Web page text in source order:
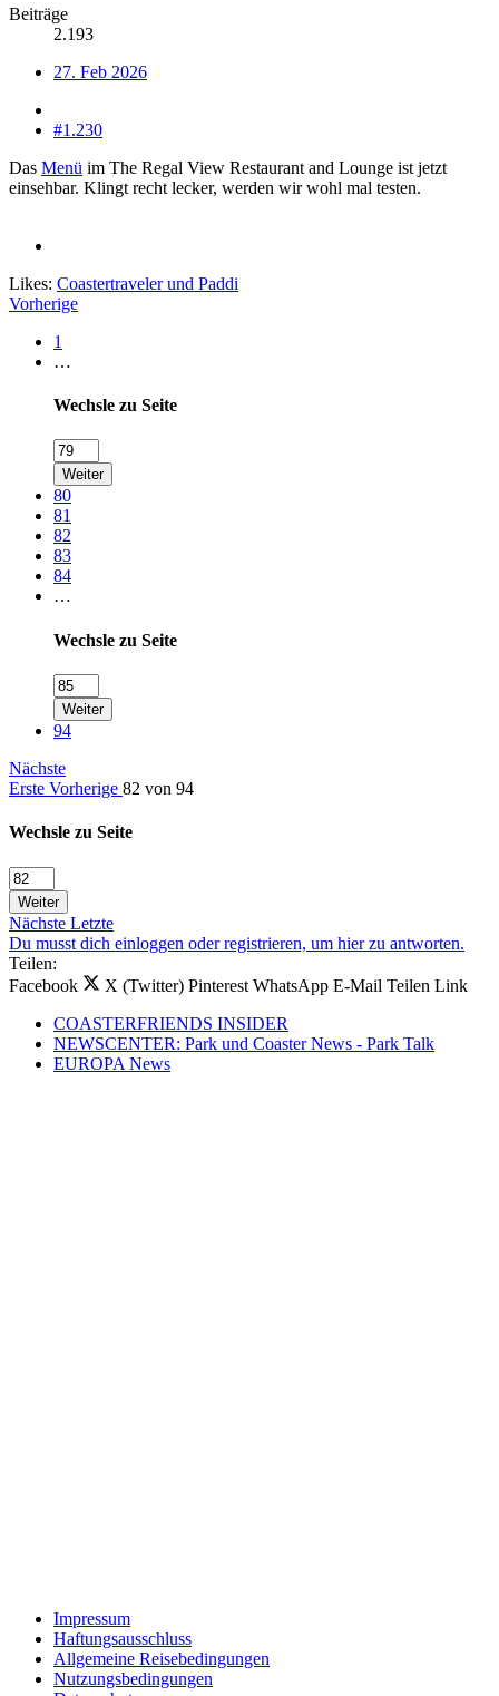
Beiträge
2.193
27. Feb 2026
#1.230
Das Menü im The Regal View Restaurant and Lounge ist jetzt
einsehbar. Klingt recht lecker, werden wir wohl mal testen.
Likes: Coastertravelerund Paddi
Vorherige
1
…
Wechsle zu Seite
Weiter
80
81
82
83
84
…
Wechsle zu Seite
Weiter
94
Nächste
Erste Vorherige 82 von 94
Wechsle zu Seite
Weiter
Nächste Letzte
Du musst dich einloggen oder registrieren, um hier zu antworten.
Teilen:
Facebook
X (Twitter) Pinterest WhatsApp E-Mail Teilen Link
COASTERFRIENDS INSIDER
NEWSCENTER: Park und Coaster News - Park Talk
EUROPA News
Impressum
Haftungsausschluss
Allgemeine Reisebedingungen
Nutzungsbedingungen